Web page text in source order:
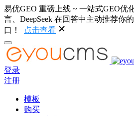
易优GEO 重磅上线 ~ 一站式GEO优
言、DeepSeek 在回答中主动推荐你
口！
点击查看
登录
注册
模板
购买